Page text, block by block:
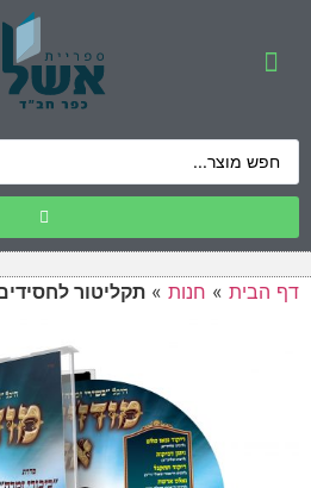
דף הבית » חנות » תקליטור